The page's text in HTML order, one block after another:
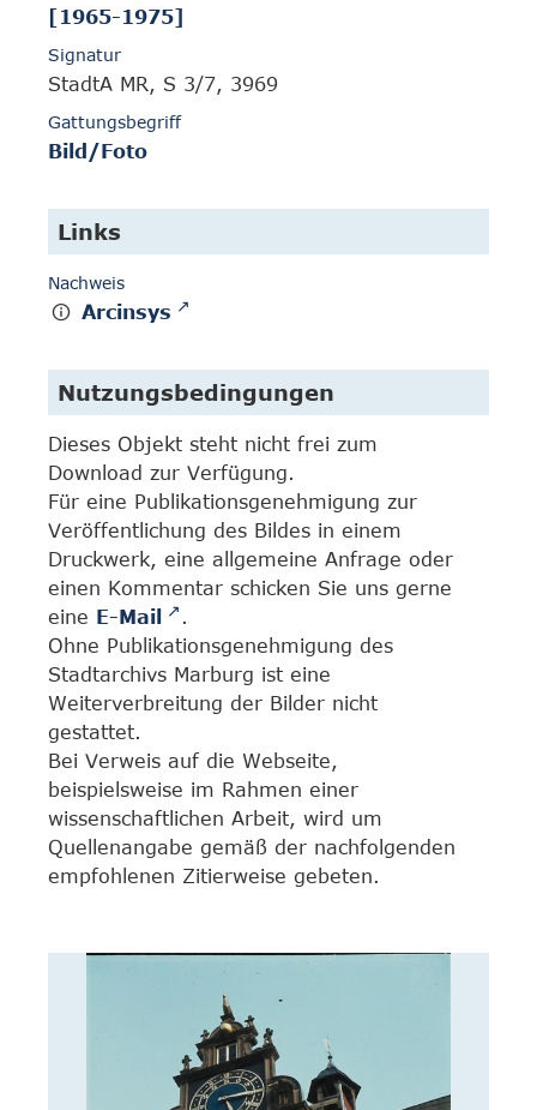
[1965-1975]
Signatur
StadtA MR, S 3/7, 3969
Gattungsbegriff
Bild/Foto
Links
Nachweis
Arcinsys
Nutzungsbedingungen
Dieses Objekt steht nicht frei zum
Download zur Verfügung.
Für eine Publikationsgenehmigung zur
Veröffentlichung des Bildes in einem
Druckwerk, eine allgemeine Anfrage oder
einen Kommentar schicken Sie uns gerne
eine E-Mail
.
Ohne Publikationsgenehmigung des
Stadtarchivs Marburg ist eine
Weiterverbreitung der Bilder nicht
gestattet.
Bei Verweis auf die Webseite,
beispielsweise im Rahmen einer
wissenschaftlichen Arbeit, wird um
Quellenangabe gemäß der nachfolgenden
empfohlenen Zitierweise gebeten.